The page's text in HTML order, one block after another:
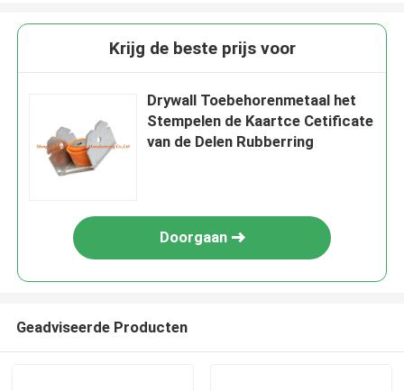
Krijg de beste prijs voor
Drywall Toebehorenmetaal het
Stempelen de Kaartce Cetificate
van de Delen Rubberring
Doorgaan
Geadviseerde Producten